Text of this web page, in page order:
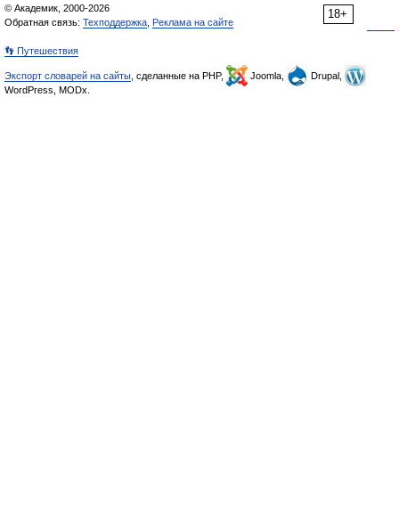
18+
© Академик, 2000-2026
Обратная связь: Техподдержка Реклама на сайте
👣 Путешествия
Экспорт словарей на сайты , сделанные на PHP, Joomla,
Drupal,
WordPress, MODx.